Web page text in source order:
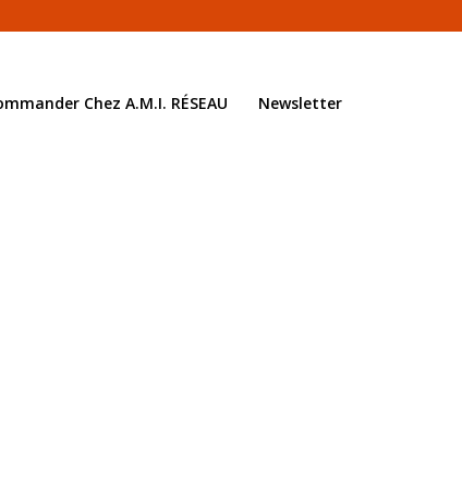
Chez A.M.I. RÉSEAU Newsletter